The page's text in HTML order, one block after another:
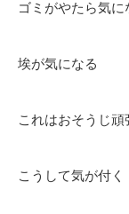
ゴミがやたら気に
埃が気になる
これはおそうじ
こうして気が付く